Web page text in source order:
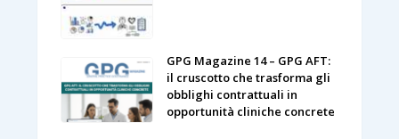
GPG Magazine 14 – GPG AFT:
il cruscotto che trasforma gli
obblighi contrattuali in
opportunità cliniche concrete